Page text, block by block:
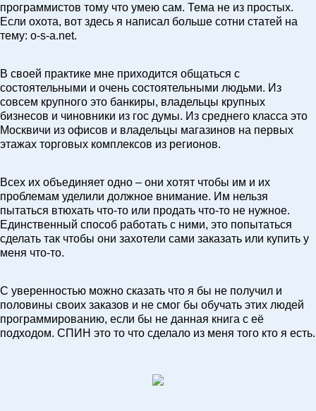
программистов тому что умею сам. Тема не из простых.
Если охота, вот здесь я написал больше сотни статей на
тему: o-s-a.net.
В своей практике мне приходится общаться с
состоятельными и очень состоятельными людьми. Из
совсем крупного это банкиры, владельцы крупных
бизнесов и чиновники из гос думы. Из среднего класса это
Москвичи из офисов и владельцы магазинов на первых
этажах торговых комплексов из регионов.
Всех их объединяет одно – они хотят чтобы им и их
проблемам уделили должное внимание. Им нельзя
пытаться втюхать что-то или продать что-то не нужное.
Единственный способ работать с ними, это попытаться
сделать так чтобы они захотели сами заказать или купить у
меня что-то.
С уверенностью можно сказать что я бы не получил и
половины своих заказов и не смог бы обучать этих людей
программированию, если бы не данная книга с её
подходом. СПИН это то что сделало из меня того кто я есть.